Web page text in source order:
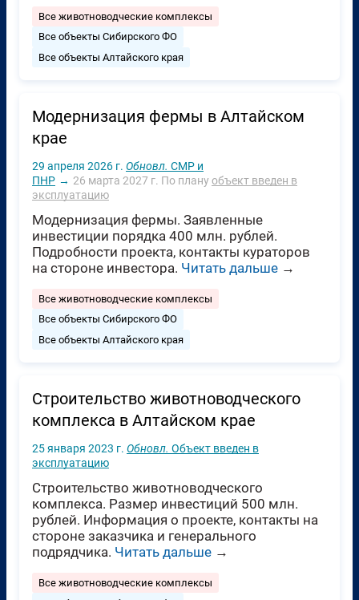
Все животноводческие комплексы
Все объекты Сибирского ФО
Все объекты Алтайского края
Модернизация фермы в Алтайском
крае
29 апреля 2026 г. Обновл. СМР и
ПНР → 26 марта 2027 г. По плануобъект введен в
эксплуатацию
Модернизация фермы. Заявленные
инвестиции порядка 400 млн. рублей.
Подробности проекта, контакты кураторов
на стороне инвестора. Читать дальше →
Все животноводческие комплексы
Все объекты Сибирского ФО
Все объекты Алтайского края
Строительство животноводческого
комплекса в Алтайском крае
25 января 2023 г. Обновл. Объект введен в
эксплуатацию
Строительство животноводческого
комплекса. Размер инвестиций 500 млн.
рублей. Информация о проекте, контакты на
стороне заказчика и генерального
подрядчика. Читать дальше →
Все животноводческие комплексы